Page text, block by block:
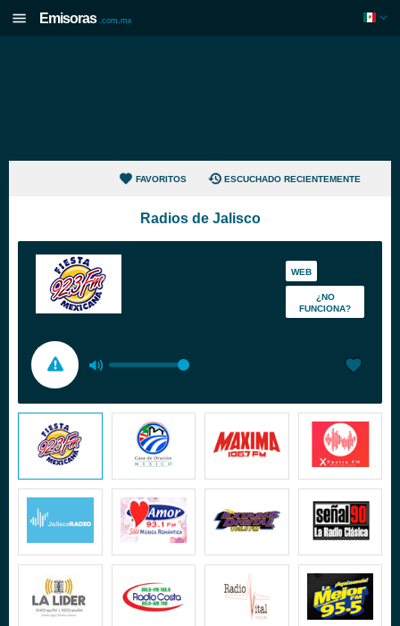
Emisoras .com.mx
FAVORITOS ESCUCHADO RECIENTEMENTE
Radios de Jalisco
WEB
¿NO
FUNCIONA?